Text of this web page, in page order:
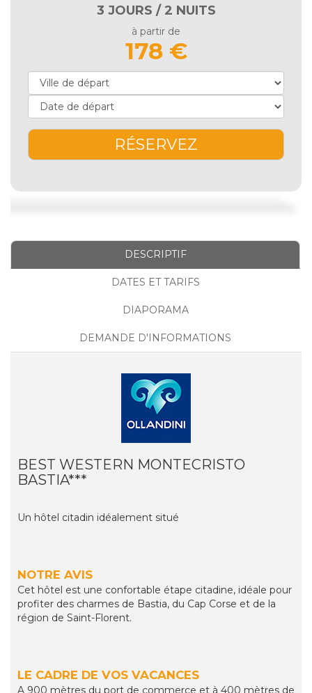
3 JOURS / 2 NUITS
à partir de
178 €
RÉSERVEZ
DESCRIPTIF
DATES ET TARIFS
DIAPORAMA
DEMANDE D'INFORMATIONS
BEST WESTERN MONTECRISTO
BASTIA***
Un hôtel citadin idéalement situé
NOTRE AVIS
Cet hôtel est une confortable étape citadine, idéale pour
profiter des charmes de Bastia, du Cap Corse et de la
région de Saint-Florent.
LE CADRE DE VOS VACANCES
A 900 mètres du port de commerce et à 400 mètres de